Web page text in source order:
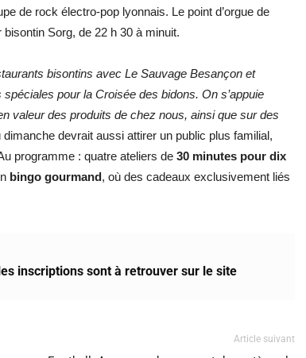
de rock électro-pop lyonnais. Le point d’orgue de
bisontin Sorg, de 22 h 30 à minuit.
bisontins avec Le Sauvage Besançon et
pour la Croisée des bidons. On s’appuie
valeur des produits de chez nous, ainsi que sur des
dimanche devrait aussi attirer un public plus familial,
programme : quatre ateliers de 30 minutes pour dix
bingo gourmand, où des cadeaux exclusivement liés
inscriptions sont à retrouver sur le site
Article suivant